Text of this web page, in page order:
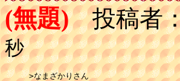
(無題)投稿者
秒
>なまざかりさん